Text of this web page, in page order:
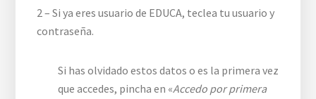
2 – Si ya eres usuario de EDUCA, teclea tu usuario y
contraseña.
Si has olvidado estos datos o es la primera vez
que accedes, pincha en «Accedo por primera